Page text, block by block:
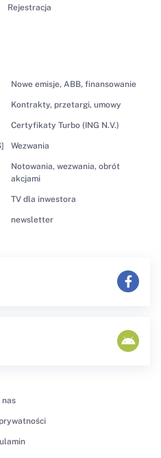
Nowe emisje, ABB, finansowanie
Kontrakty, przetargi, umowy
Certyfikaty Turbo (ING N.V.)
Wezwania
Notowania, wezwania, obrót
akcjami
TV dla inwestora
newsletter
Rejestracja
nas